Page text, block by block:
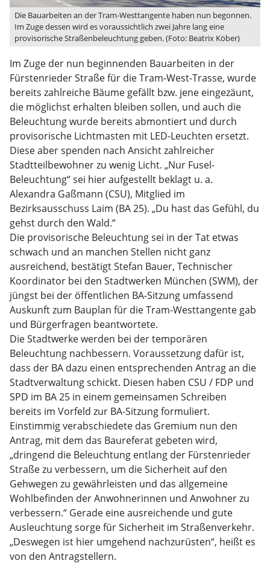
Die Bauarbeiten an der Tram-Westtangente haben nun begonnen.
Im Zuge dessen wird es voraussichtlich zwei Jahre lang eine
provisorische Straßenbeleuchtung geben. (Foto: Beatrix Köber)
Im Zuge der nun beginnenden Bauarbeiten in der
Fürstenrieder Straße für die Tram-West-Trasse, wurde
bereits zahlreiche Bäume gefällt bzw. jene eingezäunt,
die möglichst erhalten bleiben sollen, und auch die
Beleuchtung wurde bereits abmontiert und durch
provisorische Lichtmasten mit LED-Leuchten ersetzt.
Diese aber spenden nach Ansicht zahlreicher
Stadtteilbewohner zu wenig Licht. „Nur Fusel-
Beleuchtung“ sei hier aufgestellt beklagt u. a.
Alexandra Gaßmann (CSU), Mitglied im
Bezirksausschuss Laim (BA 25). „Du hast das Gefühl, du
gehst durch den Wald.“
Die provisorische Beleuchtung sei in der Tat etwas
schwach und an manchen Stellen nicht ganz
ausreichend, bestätigt Stefan Bauer, Technischer
Koordinator bei den Stadtwerken München (SWM), der
jüngst bei der öffentlichen BA-Sitzung umfassend
Auskunft zum Bauplan für die Tram-Westtangente gab
und Bürgerfragen beantwortete.
Die Stadtwerke werden bei der temporären
Beleuchtung nachbessern. Voraussetzung dafür ist,
dass der BA dazu einen entsprechenden Antrag an die
Stadtverwaltung schickt. Diesen haben CSU / FDP und
SPD im BA 25 in einem gemeinsamen Schreiben
bereits im Vorfeld zur BA-Sitzung formuliert.
Einstimmig verabschiedete das Gremium nun den
Antrag, mit dem das Baureferat gebeten wird,
„dringend die Beleuchtung entlang der Fürstenrieder
Straße zu verbessern, um die Sicherheit auf den
Gehwegen zu gewährleisten und das allgemeine
Wohlbefinden der Anwohnerinnen und Anwohner zu
verbessern.“ Gerade eine ausreichende und gute
Ausleuchtung sorge für Sicherheit im Straßenverkehr.
„Deswegen ist hier umgehend nachzurüsten“, heißt es
von den Antragstellern.